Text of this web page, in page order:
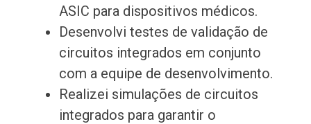
ASIC para dispositivos médicos.
Desenvolvi testes de validação de
circuitos integrados em conjunto
com a equipe de desenvolvimento.
Realizei simulações de circuitos
integrados para garantir o